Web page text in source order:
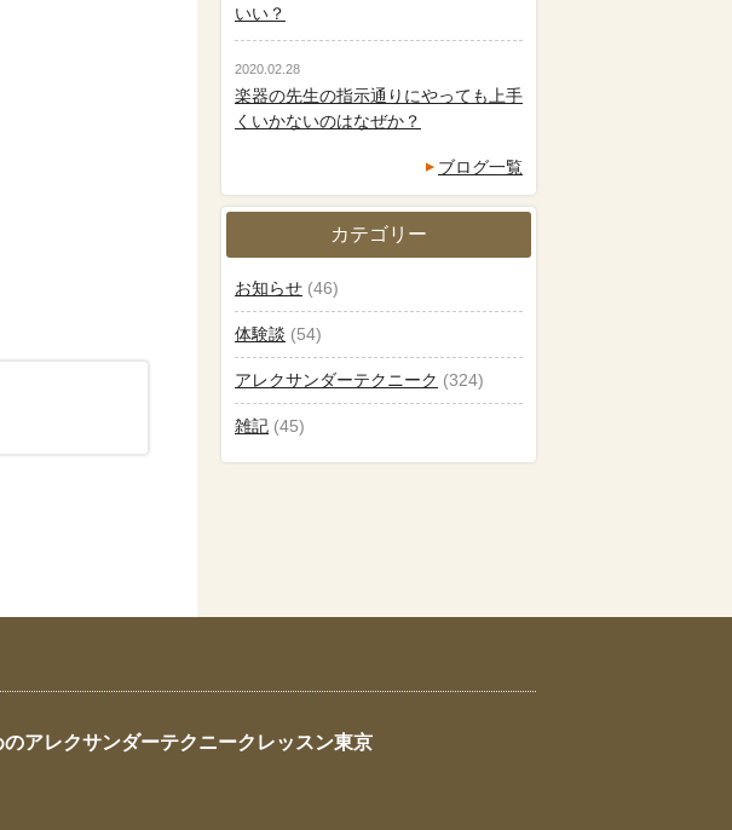
いい？
2020.02.28
楽器の先生の指示通りにやっても上手
くいかないのはなぜか？
ブログ一覧
カテゴリー
お知らせ (46)
体験談 (54)
アレクサンダーテクニーク (324)
雑記 (45)
アレクサンダーテクニークレッスン東京